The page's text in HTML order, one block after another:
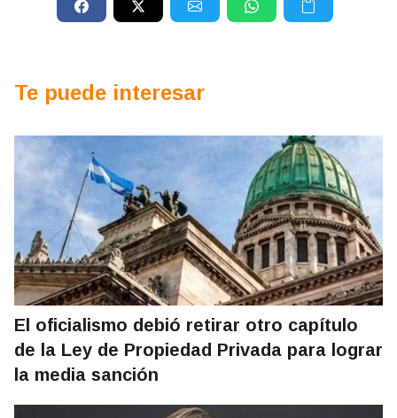
Te puede interesar
El oficialismo debió retirar otro capítulo
de la Ley de Propiedad Privada para lograr
la media sanción